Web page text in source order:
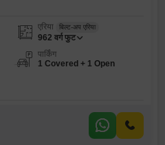
एरिया बिल्ट-अप एरिया
962 वर्ग फुट
पार्किंग
1 Covered + 1 Open